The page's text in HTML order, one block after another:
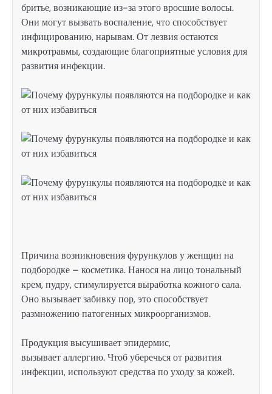
бритье, возникающие из-за этого вросшие волосы.
Они могут вызвать воспаление, что способствует
инфицированию, нарывам. От лезвия остаются
микротравмы, создающие благоприятные условия для
развития инфекции.
Причина возникновения фурункулов у женщин на
подбородке – косметика. Нанося на лицо тональный
крем, пудру, стимулируется выработка кожного сала.
Оно вызывает забивку пор, это способствует
размножению патогенных микроорганизмов.
Продукция высушивает эпидермис,
вызывает аллергию. Чтоб уберечься от развития
инфекции, используют средства по уходу за кожей.